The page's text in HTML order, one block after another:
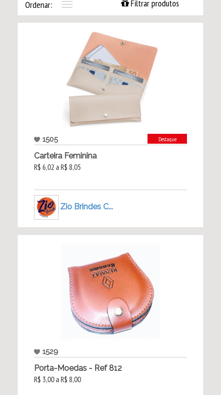
Ordenar:
Toggle
navigation
Filtrar produtos
1505 Destaque
Carteira Feminina
R$ 6,02 a R$ 8,05
Zio Brindes C...
1529
Porta-Moedas - Ref 812
R$ 3,00 a R$ 8,00